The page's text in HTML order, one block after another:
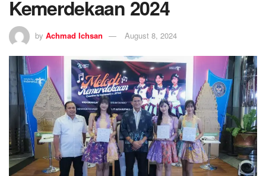
Kemerdekaan 2024
by Achmad Ichsan August 8, 2024